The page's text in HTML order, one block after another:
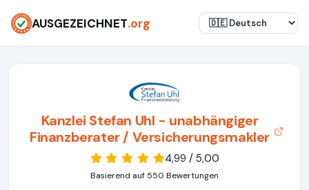
AUSGEZEICHNET.org
Kanzlei Stefan Uhl - unabhängiger
Finanzberater / Versicherungsmakler
4,99 / 5,00
Basierend auf 550 Bewertungen